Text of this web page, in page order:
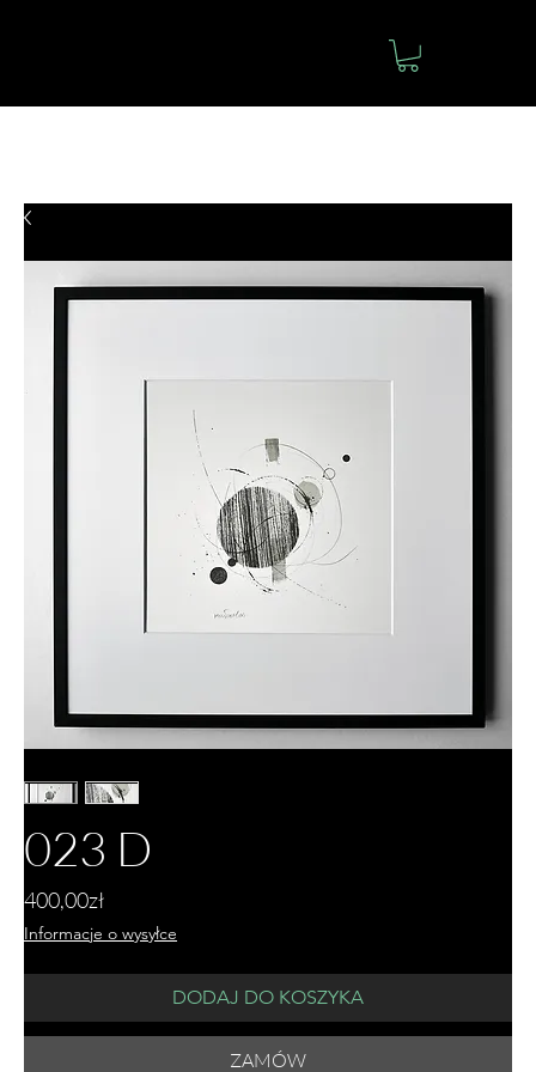
023 D
400,00złPrice
Informacje o wysyłce
DODAJ DO KOSZYKA
ZAMÓW